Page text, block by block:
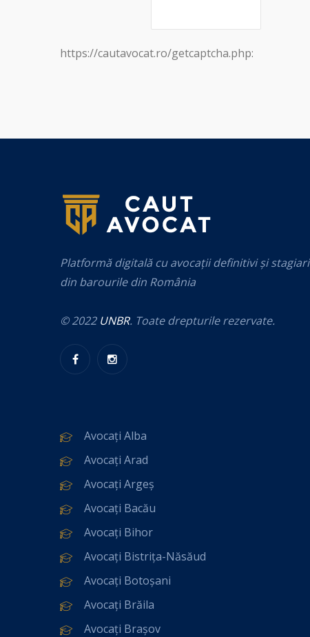
https://cautavocat.ro/getcaptcha.php:
Platformă digitală cu avocații definitivi și stagiari
din barourile din România
© 2022 UNBR. Toate drepturile rezervate.
Avocați Alba
Avocați Arad
Avocați Argeș
Avocați Bacău
Avocați Bihor
Avocați Bistrița-Năsăud
Avocați Botoșani
Avocați Brăila
Avocați Brașov